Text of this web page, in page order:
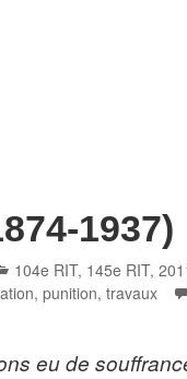
1937)
Categories
104e RIT, 145e RIT,
,punition,travaux
eu de